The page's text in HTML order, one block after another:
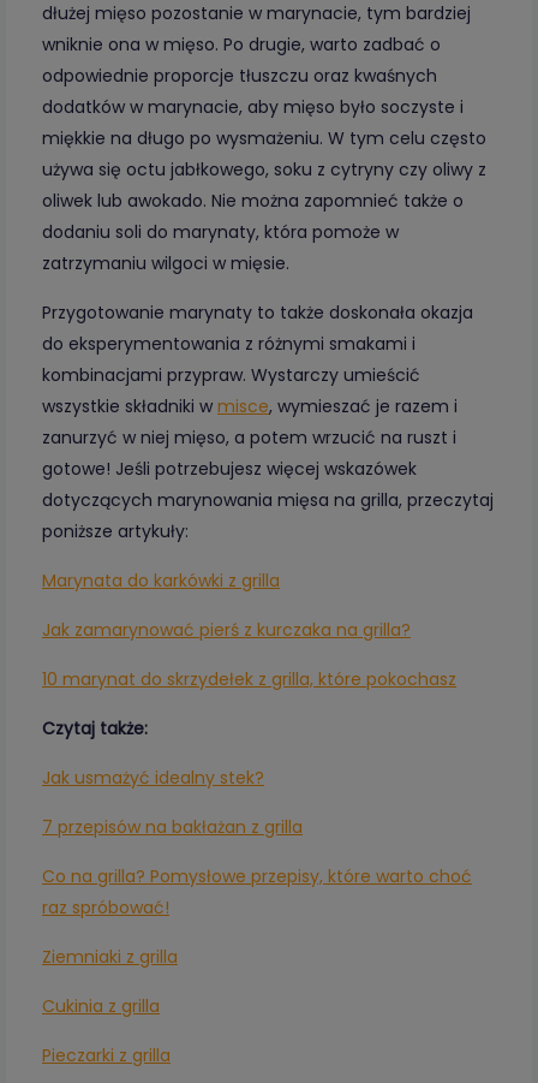
dłużej mięso pozostanie w marynacie, tym bardziej
wniknie ona w mięso. Po drugie, warto zadbać o
odpowiednie proporcje tłuszczu oraz kwaśnych
dodatków w marynacie, aby mięso było soczyste i
miękkie na długo po wysmażeniu. W tym celu często
używa się octu jabłkowego, soku z cytryny czy oliwy z
oliwek lub awokado. Nie można zapomnieć także o
dodaniu soli do marynaty, która pomoże w
zatrzymaniu wilgoci w mięsie.
Przygotowanie marynaty to także doskonała okazja
do eksperymentowania z różnymi smakami i
kombinacjami przypraw. Wystarczy umieścić
wszystkie składniki w misce, wymieszać je razem i
zanurzyć w niej mięso, a potem wrzucić na ruszt i
gotowe! Jeśli potrzebujesz więcej wskazówek
dotyczących marynowania mięsa na grilla, przeczytaj
poniższe artykuły:
Marynata do karkówki z grilla
Jak zamarynować pierś z kurczaka na grilla?
10 marynat do skrzydełek z grilla, które pokochasz
Czytaj także:
Jak usmażyć idealny stek?
7 przepisów na bakłażan z grilla
Co na grilla? Pomysłowe przepisy, które warto choć
raz spróbować!
Ziemniaki z grilla
Cukinia z grilla
Pieczarki z grilla